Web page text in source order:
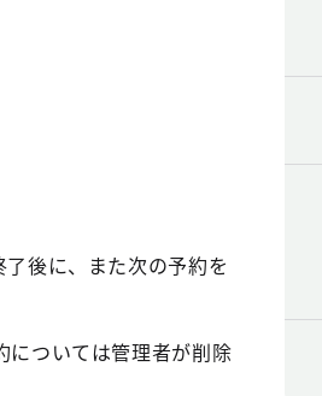
後に、また次の予約を
については管理者が削除